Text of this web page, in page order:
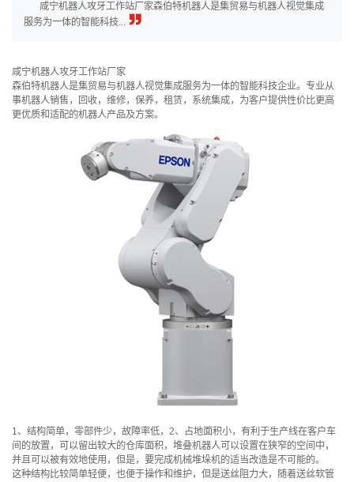
咸宁机器人攻牙工作站厂家森伯特机器人是集贸易与机器人视觉集成
服务为一体的智能科技...
咸宁机器人攻牙工作站厂家
森伯特机器人是集贸易与机器人视觉集成服务为一体的智能科技企业。专业从
事机器人销售，回收，维修，保养，租赁，系统集成，为客户提供性价比更高
更优质和适配的机器人产品及方案。
1、结构简单，零部件少，故障率低，2、占地面积小，有利于生产线在客户车
间的放置，可以留出较大的仓库面积，堆叠机器人可以设置在狭窄的空间中，
并且可以被有效地使用，但是，要完成机械堆垛机的适当改造是不可能的。
这种结构比较简单轻便，也便于操作和维护，但是送丝阻力大，随着送丝软管